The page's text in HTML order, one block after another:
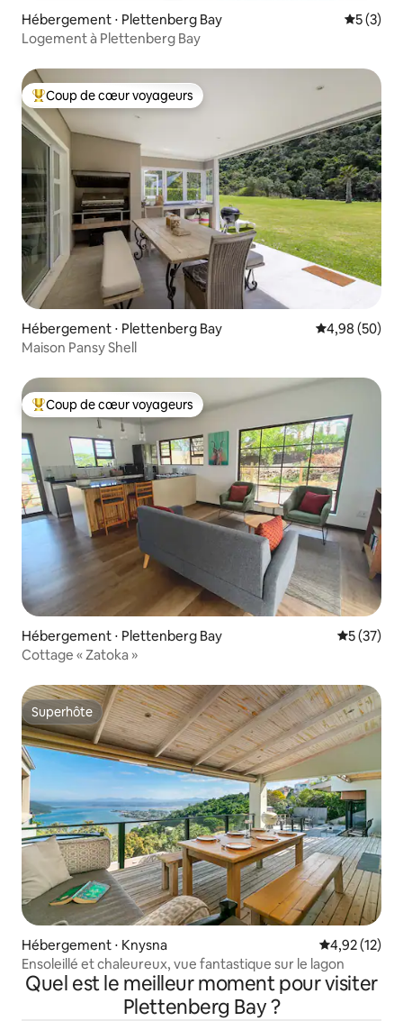
Hébergement ⋅ Plettenberg Bay
5 (3)
Logement à Plettenberg Bay
Coups de cœur voyageurs les plus appréciés
Coup de cœur voyageurs
Hébergement ⋅ Plettenberg Bay Évaluation
4,98 (50)
Maison Pansy Shell
Coups de cœur voyageurs les plus appréciés
Coup de cœur voyageurs
Hébergement ⋅ Plettenberg Bay
5 (37)
Cottage « Zatoka »
Superhôte
Superhôte
Hébergement ⋅ Knysna Évaluation
4,92 (12)
Ensoleillé et chaleureux, vue fantastique sur le lagon
Quel est le meilleur moment pour visiter
Plettenberg Bay ?